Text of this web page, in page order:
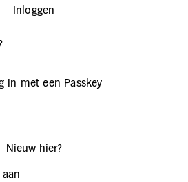
Inloggen
in met een Passkey
Nieuw hier?